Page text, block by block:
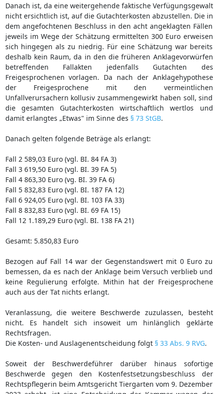
Danach ist, da eine weitergehende faktische Verfügungsgewalt
nicht ersichtlich ist, auf die Gutachterkosten abzustellen. Die in
dem angefochtenen Beschluss in den acht angeklagten Fällen
jeweils im Wege der Schätzung ermittelten 300 Euro erweisen
sich hingegen als zu niedrig. Für eine Schätzung war bereits
deshalb kein Raum, da in den die früheren Anklagevorwürfen
betreffenden Fallakten jedenfalls Gutachten des
Freigesprochenen vorlagen. Da nach der Anklagehypothese
der Freigesprochene mit den vermeintlichen
Unfallverursachern kollusiv zusammengewirkt haben soll, sind
die gesamten Gutachterkosten wirtschaftlich wertlos und
damit erlangtes „Etwas" im Sinne des § 73 StGB.
Danach gelten folgende Beträge als erlangt:
Fall 2 589,03 Euro (vgl. BI. 84 FA 3)
Fall 3 619,50 Euro (vgl. BI. 39 FA 5)
Fall 4 863,30 Euro (vg. BI. 39 FA 6)
Fall 5 832,83 Euro (vgl. BI. 187 FA 12)
Fall 6 924,05 Euro (vgl. BI. 103 FA 33)
Fall 8 832,83 Euro (vgl. BI. 69 FA 15)
Fall 12 1.189,29 Euro (vgl. BI. 138 FA 21)
Gesamt: 5.850,83 Euro
Bezogen auf Fall 14 war der Gegenstandswert mit 0 Euro zu
bemessen, da es nach der Anklage beim Versuch verblieb und
keine Regulierung erfolgte. Mithin hat der Freigesprochene
auch aus der Tat nichts erlangt.
Veranlassung, die weitere Beschwerde zuzulassen, besteht
nicht. Es handelt sich insoweit um hinlänglich geklärte
Rechtsfragen.
Die Kosten- und Auslagenentscheidung folgt § 33 Abs. 9 RVG.
Soweit der Beschwerdeführer darüber hinaus sofortige
Beschwerde gegen den Kostenfestsetzungsbeschluss der
Rechtspflegerin beim Amtsgericht Tiergarten vom 9. Dezember